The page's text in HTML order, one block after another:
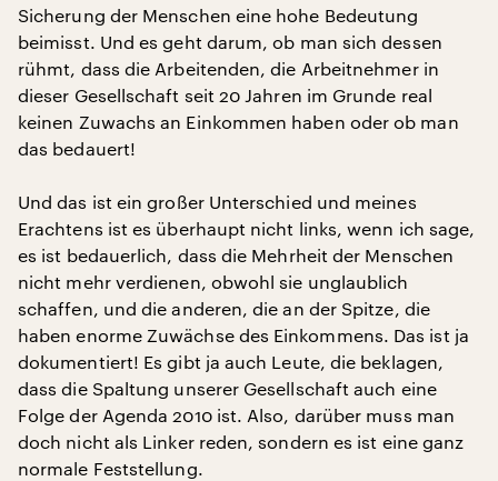
Sicherung der Menschen eine hohe Bedeutung
beimisst. Und es geht darum, ob man sich dessen
rühmt, dass die Arbeitenden, die Arbeitnehmer in
dieser Gesellschaft seit 20 Jahren im Grunde real
keinen Zuwachs an Einkommen haben oder ob man
das bedauert!
Und das ist ein großer Unterschied und meines
Erachtens ist es überhaupt nicht links, wenn ich sage,
es ist bedauerlich, dass die Mehrheit der Menschen
nicht mehr verdienen, obwohl sie unglaublich
schaffen, und die anderen, die an der Spitze, die
haben enorme Zuwächse des Einkommens. Das ist ja
dokumentiert! Es gibt ja auch Leute, die beklagen,
dass die Spaltung unserer Gesellschaft auch eine
Folge der Agenda 2010 ist. Also, darüber muss man
doch nicht als Linker reden, sondern es ist eine ganz
normale Feststellung.